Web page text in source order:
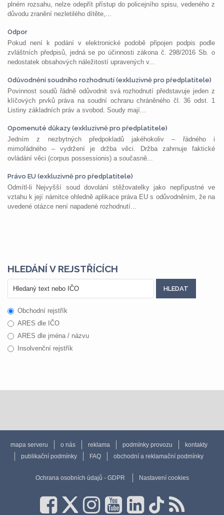
plném rozsahu, nelze odepřít přístup do policejního spisu, vedeného z
důvodu zranění nezletilého dítěte,...
Odpor
Pokud není k podání v elektronické podobě připojen podpis podle
zvláštních předpisů, jedná se po účinnosti zákona č. 298/2016 Sb. o
nedostatek obsahových náležitostí upravených v...
Odůvodnění soudního rozhodnutí (exkluzivně pro předplatitele)
Povinnost soudů řádně odůvodnit svá rozhodnutí představuje jeden z
klíčových prvků práva na soudní ochranu chráněného čl. 36 odst. 1
Listiny základních práv a svobod. Soudy mají...
Opomenuté důkazy (exkluzivně pro předplatitele)
Jedním z nezbytných předpokladů jakéhokoliv – řádného i
mimořádného – vydržení je držba věci. Držba zahrnuje faktické
ovládání věci (corpus possessionis) a současně...
Právo EU (exkluzivně pro předplatitele)
Odmítl-li Nejvyšší soud dovolání stěžovatelky jako nepřípustné ve
vztahu k její námitce ohledně aplikace práva EU s odůvodněním, že na
uvedené otázce není napadené rozhodnutí...
HLEDÁNÍ V REJSTŘÍCÍCH
Obchodní rejstřík
ARES dle IČO
ARES dle jména / názvu
Insolvenční rejstřík
mapa serveru o nás reklama podmínky provozu
kontakty
publikační podmínky
FAQ obchodní a reklamační podmínky
Ochrana osobních údajů - GDPR Nastavení cookies